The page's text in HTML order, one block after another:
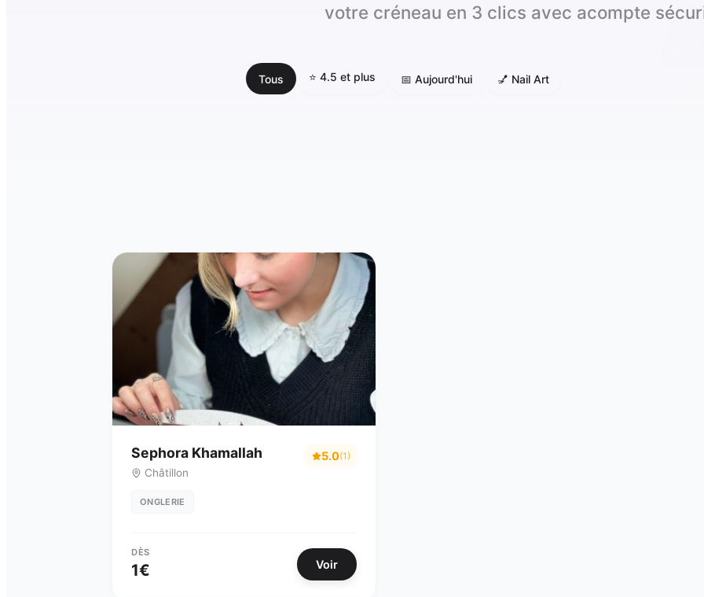
votre créneau en 3 clics avec acompte
Tous ⭐ 4.5 et plus 📅 Aujourd'hui 💅 Nail Art
Sephora Khamallah
Châtillon
5.0(1)
ONGLERIE
DÈS
1€ Voir